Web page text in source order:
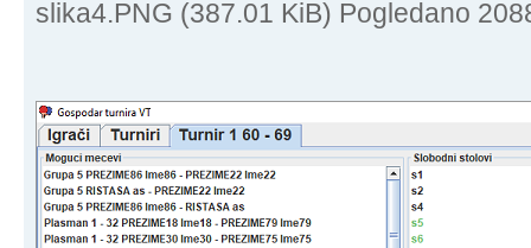
slika4.PNG (387.01 KiB) Pogledano